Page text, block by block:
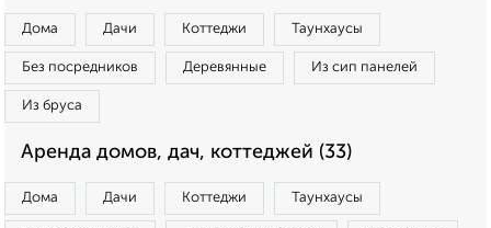
Дома Дачи Коттеджи Таунхаусы
Без посредников Деревянные Из сип панелей
Из бруса
Аренда домов, дач, коттеджей (33)
Дома Дачи Коттеджи Таунхаусы